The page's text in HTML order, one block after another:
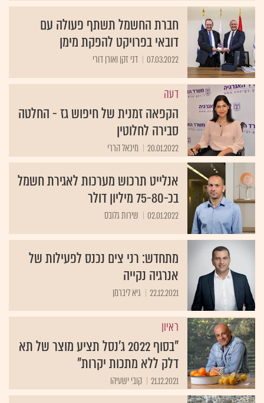
חברת החשמל תשתף פעולה עם
דובאי בפרויקט להפקת מימן
07.03.2022 דני זקן ואורן דורי
דעה
הקפאה זמנית של חיפוש גז - החלטה
סבירה לחלוטין
20.01.2022 מיכאל הררי
אנלייט תרכוש מערכות לאגירת חשמל
בכ-75-80 מיליון דולר
02.01.2022 שירות גלובס
מתחדש: רני צים נכנס לפעילות של
אנרגיה נקייה
22.12.2021 גיא ליברמן
ראיון
"בסוף 2022 ג'נסל תציע מוצר של תא
דלק ללא מתכות יקרות"
21.12.2021 קובי ישעיהו